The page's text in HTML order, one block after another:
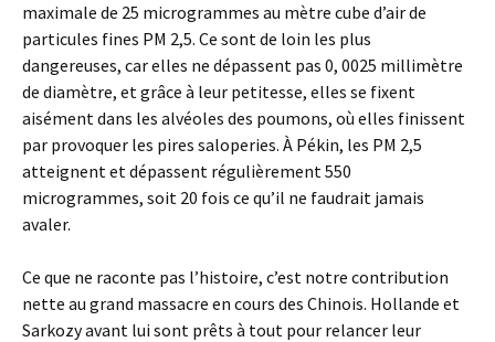
maximale de 25 microgrammes au mètre cube d’air de
particules fines PM 2,5. Ce sont de loin les plus
dangereuses, car elles ne dépassent pas 0, 0025 millimètre
de diamètre, et grâce à leur petitesse, elles se fixent
aisément dans les alvéoles des poumons, où elles finissent
par provoquer les pires saloperies. À Pékin, les PM 2,5
atteignent et dépassent régulièrement 550
microgrammes, soit 20 fois ce qu’il ne faudrait jamais
avaler.
Ce que ne raconte pas l’histoire, c’est notre contribution
nette au grand massacre en cours des Chinois. Hollande et
Sarkozy avant lui sont prêts à tout pour relancer leur